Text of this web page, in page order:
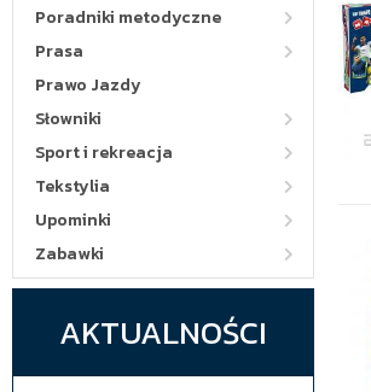
Poradniki metodyczne
Prasa
Prawo Jazdy
Słowniki
Sport i rekreacja
Tekstylia
Upominki
Zabawki
AKTUALNOŚCI